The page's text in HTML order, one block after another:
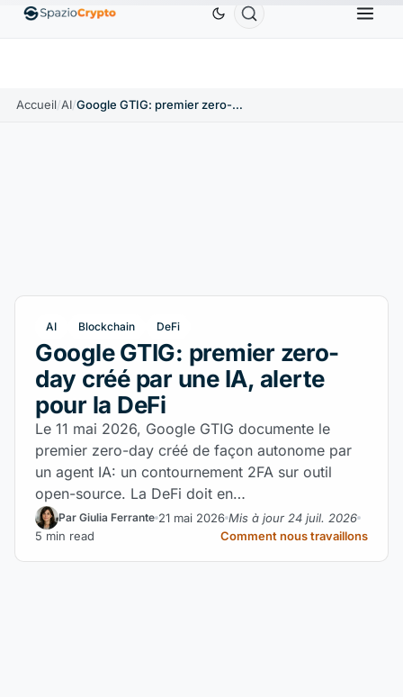
EthereumETH1 880,58 $US TetherUSDT ↑0.00%
Accueil/AI/ Google GTIG: premier zero-day créé par une IA, alerte pour la DeFi
AI Blockchain DeFi
Google GTIG: premier zero-
day créé par une IA, alerte
pour la DeFi
Le 11 mai 2026, Google GTIG documente le
premier zero-day créé de façon autonome par
un agent IA: un contournement 2FA sur outil
open-source. La DeFi doit en…
Par Giulia Ferrante 21 mai 2026 Mis à jour 24 juil. 2026
5 min read
Comment nous travaillons